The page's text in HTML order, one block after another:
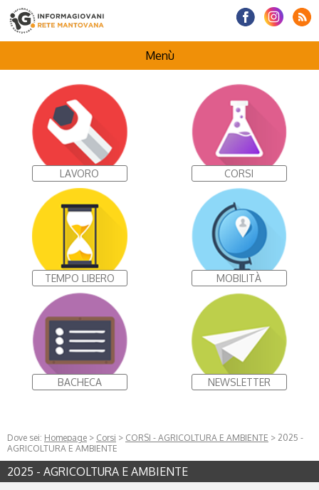
Menù
CENTRI INFORMAGIOVANI
LAVORO CORSI
TEMPO LIBERO MOBILITÀ
BACHECA NEWSLETTER
Dove sei: Homepage > Corsi > CORSI - AGRICOLTURA E AMBIENTE > 2025 -
AGRICOLTURA E AMBIENTE
2025 - AGRICOLTURA E AMBIENTE